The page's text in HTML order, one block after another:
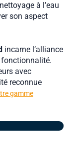
à l’eau
son aspect
incarne l’alliance
fonctionnalité.
avec
reconnue
gamme